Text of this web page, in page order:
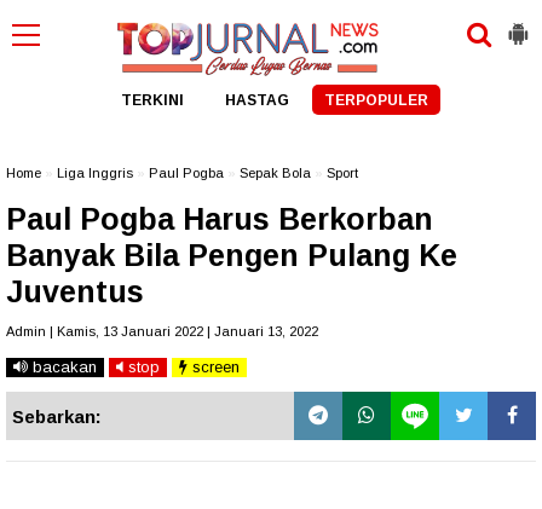
TERKINI HASTAG TERPOPULER
Home Liga Inggris Paul Pogba Sepak Bola Sport
Paul Pogba Harus Berkorban
Banyak Bila Pengen Pulang Ke
Juventus
Admin | Kamis, 13 Januari 2022 | Januari 13, 2022
bacakan stop screen
Sebarkan: